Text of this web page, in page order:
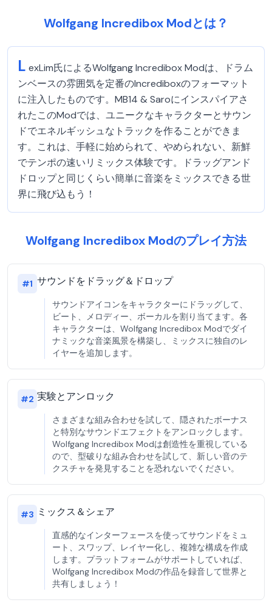
Wolfgang Incredibox Modとは？
L exLim氏によるWolfgang Incredibox Modは、ドラム
ンベースの雰囲気を定番のIncrediboxのフォーマット
に注入したものです。MB14 & Saroにインスパイアさ
れたこのModでは、ユニークなキャラクターとサウン
ドでエネルギッシュなトラックを作ることができま
す。これは、手軽に始められて、やめられない、新鮮
でテンポの速いリミックス体験です。ドラッグアンド
ドロップと同じくらい簡単に音楽をミックスできる世
界に飛び込もう！
Wolfgang Incredibox Modのプレイ方法
#1 サウンドをドラッグ＆ドロップ
サウンドアイコンをキャラクターにドラッグして、
ビート、メロディー、ボーカルを割り当てます。各
キャラクターは、Wolfgang Incredibox Modでダイ
ナミックな音楽風景を構築し、ミックスに独自のレ
イヤーを追加します。
#2 実験とアンロック
さまざまな組み合わせを試して、隠されたボーナス
と特別なサウンドエフェクトをアンロックします。
Wolfgang Incredibox Modは創造性を重視している
ので、型破りな組み合わせを試して、新しい音のテ
クスチャを発見することを恐れないでください。
#3 ミックス＆シェア
直感的なインターフェースを使ってサウンドをミュ
ート、スワップ、レイヤー化し、複雑な構成を作成
します。プラットフォームがサポートしていれば、
Wolfgang Incredibox Modの作品を録音して世界と
共有しましょう！